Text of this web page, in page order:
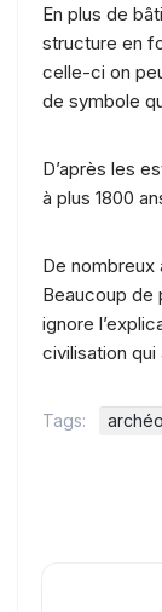
En plus de
structure en
celle-ci on
de symbole
D’après les
à plus 1800
De
Beaucoup de
ignore
civilisation
Tags: